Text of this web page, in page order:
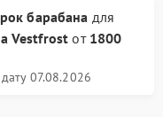
барабана для
Vestfrostот 1800
07.08.2026